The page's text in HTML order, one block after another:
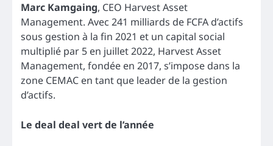
Marc Kamgaing, CEO Harvest Asset
Management. Avec 241 milliards de FCFA d’actifs
sous gestion à la fin 2021 et un capital social
multiplié par 5 en juillet 2022, Harvest Asset
Management, fondée en 2017, s’impose dans la
zone CEMAC en tant que leader de la gestion
d’actifs.
Le deal deal vert de l’année